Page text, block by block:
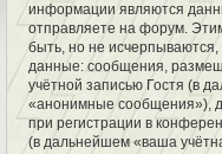
информации являются
отправляете на форум.
быть, но не
данные: сообщения,
учётной записью Гостя (в
«анонимные сообщения»),
при регистрации в
(в дальнейшем «ваша